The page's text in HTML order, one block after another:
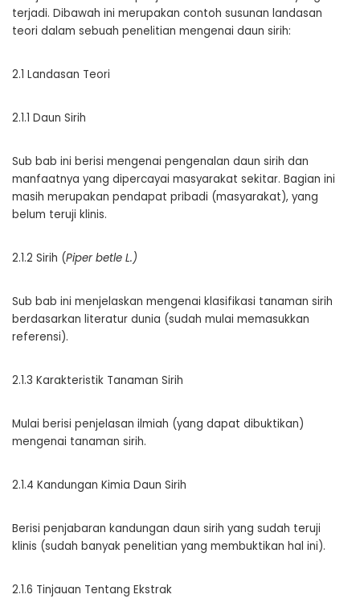
terjadi. Dibawah ini merupakan contoh susunan landasan
teori dalam sebuah penelitian mengenai daun sirih:
2.1 Landasan Teori
2.1.1 Daun Sirih
Sub bab ini berisi mengenai pengenalan daun sirih dan
manfaatnya yang dipercayai masyarakat sekitar. Bagian ini
masih merupakan pendapat pribadi (masyarakat), yang
belum teruji klinis.
2.1.2 Sirih (Piper betle L.)
Sub bab ini menjelaskan mengenai klasifikasi tanaman sirih
berdasarkan literatur dunia (sudah mulai memasukkan
referensi).
2.1.3 Karakteristik Tanaman Sirih
Mulai berisi penjelasan ilmiah (yang dapat dibuktikan)
mengenai tanaman sirih.
2.1.4 Kandungan Kimia Daun Sirih
Berisi penjabaran kandungan daun sirih yang sudah teruji
klinis (sudah banyak penelitian yang membuktikan hal ini).
2.1.6 Tinjauan Tentang Ekstrak